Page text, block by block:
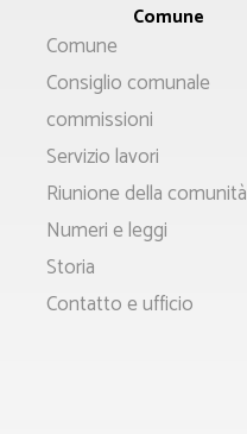
Comune
Menù
principale
Comune
Consiglio comunale
commissioni
Servizio lavori
Riunione della comunità
Numeri e leggi
Storia
Contatto e ufficio